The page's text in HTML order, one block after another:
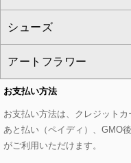
eur3
Maison de CINQ
タンクトップ・キャ
スウェット・ジャー
その他のトップス
その他のパンツ
その他のスカート
セットアップジャケ
セットアップパンツ
セットアップスカート
セットアップワンピ
ダッフルコート
チェスターコート
モッズコート
ステンカラーコート
ストール・マフラー
ベルト・サスペンダー
帽子
ヘアアクセサリー
ネックレス
ピアス・イヤリング
ブレスレット・バン
ブローチ・コサージ
すべてのバッグ
トートバッグ
ショルダーバッグ
ボストンバッグ
シューズ
すべてのシューズ
パンプス
スニーカー
アートフラワー
すべてのアートフラ
ローズ
お支払い方法
お支払い方法は、クレジットカ
あと払い（ペイディ）、GMO
がご利用いただけます。